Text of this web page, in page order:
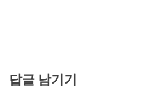
답글 남기기